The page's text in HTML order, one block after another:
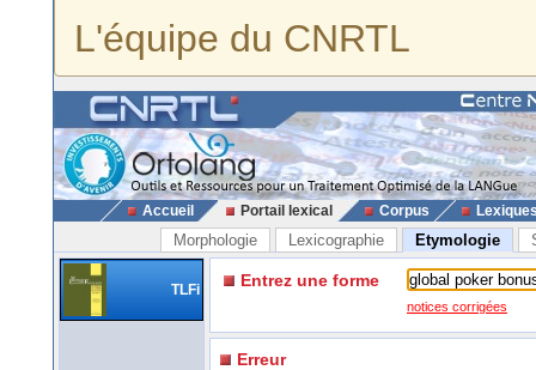
L'équipe du CNRTL
Accueil Portail lexical Corpus
Morphologie Lexicographie Etymologie
TLFi Entrez une forme
notices corrigées
Erreur